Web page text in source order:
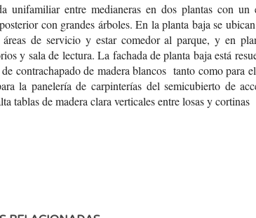
unifamiliar entre medianeras en dos plantas con un
posterior con grandes árboles. En la planta baja se
áreas de servicioy estar comedor al parque, y en
y sala de lectura. La fachada de planta baja está
de contrachapado de madera blancos tanto como para
la panelería de carpinterías del semicubierto de
tablasde madera clara verticalesentre losas y cortinas